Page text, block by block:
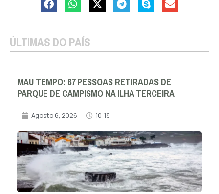
ÚLTIMAS DO PAÍS
MAU TEMPO: 67 PESSOAS RETIRADAS DE
PARQUE DE CAMPISMO NA ILHA TERCEIRA
Agosto 6, 2026 10:18